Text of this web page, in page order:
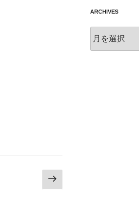
次
の
ARCHIVES